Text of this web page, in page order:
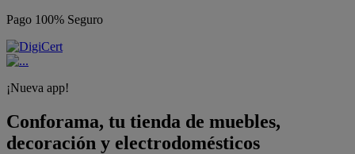
Pago 100% Seguro
¡Nueva app!
Conforama, tu tienda de muebles,
decoración y electrodomésticos